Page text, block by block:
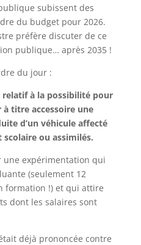
subissent des
du budget pour 2026.
préfère discuter de ce
publique… après 2035 !
du jour :
à la possibilité pour
à titre accessoire une
d’un véhicule affecté
ou assimilés.
une expérimentation qui
(seulement 12
formation !) et qui attire
dont les salaires sont
déjà prononcée contre